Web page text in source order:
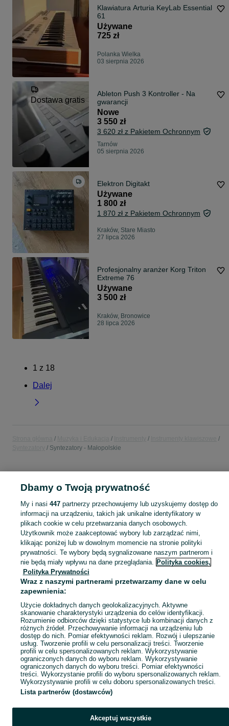
Klawiatura Arturia KeyLab Essential
61
Używane
725 zł
Polanka Wielka
03 sierpnia 2026
Dostawa gratis
Ableton Push 3 Kontroller - Na
gwarancji
Nowe
3 550 zł
3 620 zł z Pakietem Ochronnym
Tarnów
05 sierpnia 2026
Elektron Digitakt
Używane
1 800 zł
1 870 zł z Pakietem Ochronnym
Kraków, Stare Miasto
27 lipca 2026
Profesjonalny aranżer Korg Triton
Extreme 76
Używane
3 500 zł
Kraków, Bronowice
28 lipca 2026
1 z 18
Dalej
Syntezatory - Małopolskie
KATEGORIA
Mapa kategorii
Mapa miejscowości
Mapa ministron
Popularne wyszukiwania
Dbamy o Twoją prywatność
My i nasi 447partnerzy przechowujemy lub uzyskujemy dostęp do
informacji na urządzeniu, takich jak unikalne identyfikatory w
plikach cookie w celu przetwarzania danych osobowych.
Użytkownik może zaakceptować wybory lub zarządzać nimi,
klikając poniżej lub w dowolnym momencie na stronie polityki
prywatności. Te wybory będą sygnalizowane naszym partnerom i
nie będą miały wpływu na dane przeglądania. Polityka cookies,
Polityka Prywatności
Wraz z naszymi partnerami przetwarzamy dane w celu
zapewnienia:
Użycie dokładnych danych geolokalizacyjnych. Aktywne
skanowanie charakterystyki urządzenia do celów identyfikacji.
Rozumienie odbiorców dzięki statystyce lub kombinacji danych z
różnych źródeł. Przechowywanie informacji na urządzeniu lub
dostęp do nich. Pomiar efektywności reklam. Rozwój i ulepszanie
usług. Tworzenie profili w celu personalizacji treści. Tworzenie
profili w celu spersonalizowanych reklam. Wykorzystywanie
ograniczonych danych do wyboru reklam. Wykorzystywanie
ograniczonych danych do wyboru treści. Pomiar efektywności
treści. Wykorzystanie profili do wyboru spersonalizowanych reklam.
Wykorzystywanie profili w celu doboru spersonalizowanych treści.
Lista partnerów (dostawców)
Akceptuj wszystkie